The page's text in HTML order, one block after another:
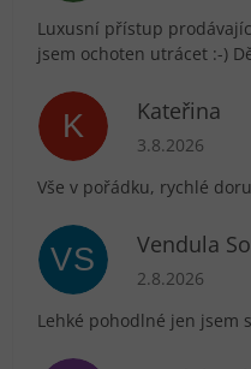
Luxusní přístup
jsem ochoten utrácet :-)
K Kateřina
Hodnocení
3.8.2026
Vše v pořádku, rychlé
VS Vendula
Hodnocení
2.8.2026
Lehké pohodlné jen jsem